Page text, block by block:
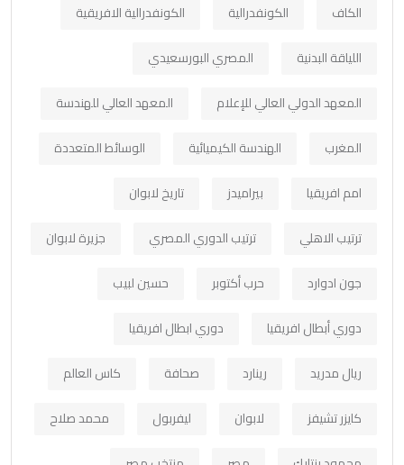
الكاف
الكونفدرالية
الكونفدرالية الافريقية
اللياقة البدنية
المصري البورسعيدي
المعهد الدولي العالي للإعلام
المعهد العالي للهندسة
المغرب
الهندسة الكيميائية
الوسائط المتعددة
امم افريقيا
بيراميدز
تاريخ لابوان
ترتيب الاهلي
ترتيب الدوري المصري
جزيرة لابوان
جون ادوارد
حرب أكتوبر
حسين لبيب
دوري أبطال افريقيا
دوري ابطال افريقيا
ريال مدريد
رينارد صحافة
كاس العالم
كايزر تشيفز
لابوان ليفربول
محمد صلاح